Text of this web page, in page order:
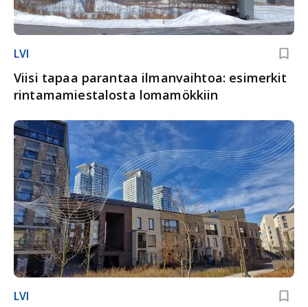
LVI
Viisi tapaa parantaa ilmanvaihtoa: esimerkit
rintamamiestalosta lomamökkiin
LVI